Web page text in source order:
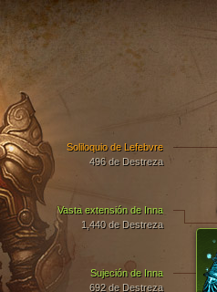
Vasta extensión de Inna
1,440 de Destreza
Sujeción de Inna
692 de Destreza
Soliloquio de Lefebvre
496 de Destreza